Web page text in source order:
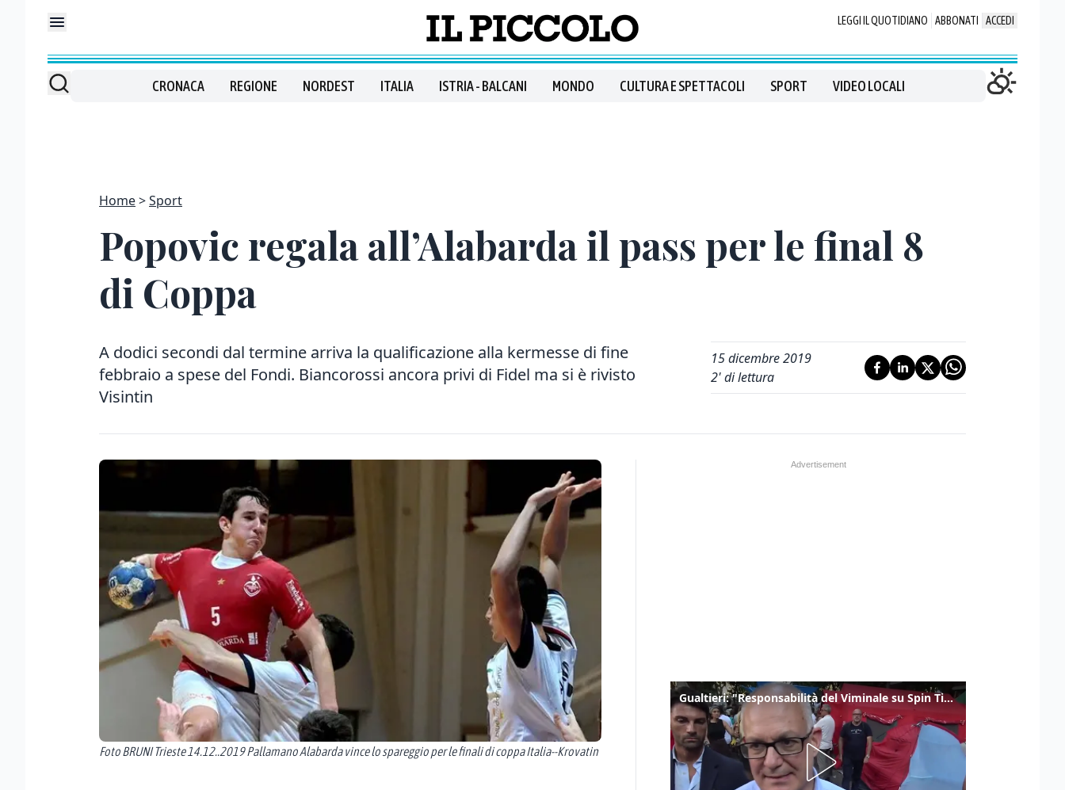
LEGGI IL QUOTIDIANO ABBONATI ACCEDI
CRONACA REGIONE NORDEST ITALIA ISTRIA - BALCANI MONDO CULTURA E SPETTACOLI SPORT VIDEO LOCALI
Home Sport
Popovic regala all’Alabarda il pass per le final 8
di Coppa
A dodici secondi dal termine arriva la qualificazione alla kermesse di fine
febbraio a spese del Fondi. Biancorossi ancora privi di Fidel ma si è rivisto
Visintin
15 dicembre 2019
2' di lettura
Foto BRUNI Trieste 14.12..2019 Pallamano Alabarda vince lo spareggio per le finali di coppa Italia--Krovatin
Gualtieri: "Responsabilità del Viminale su Spin Time? La posizione dei partiti è nota"